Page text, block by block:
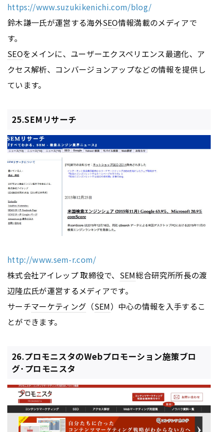
https://www.suzukikenichi.com/blog/
鈴木謙一氏が運営する海外SEO情報満載のメディアで
す。
SEOをメインに、ユーザーエクスペリエンス最適化、ア
クセス解析、コンバージョンアップなどの情報を提供し
ています。
25.SEMリサーチ
http://www.sem-r.com/
株式会社アイレップ 取締役で、 SEM総合研究所所長の渡
辺隆広氏が運営するメディアです。
サーチマーケティング （SEM）中心の情報を入手するこ
とができます。
26.プロモニスタのWebプロモーション施策ブロ
グ･プロモニスタ